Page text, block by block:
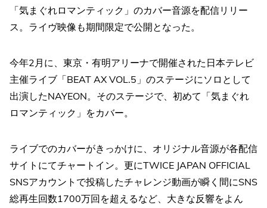
「気まぐれロマンティック」のカバー音源を配信リリー
ス。ライヴ映像も期間限定で公開となった。
今年2月に、東京・有明アリーナで開催された日本テレビ
主催ライブ「BEAT AX VOL.5」のステージにソロとして
出演したNAYEON。そのステージで、初めて「気まぐれ
ロマンティック」をカバー。
ライブでのカバーがきっかけに、オリジナル音源が各配信
サイトにてチャートイン。更にTWICE JAPAN OFFICIAL
SNSアカウントで投稿したチャレンジ動画が瞬く間にSNS
総再生回数1700万回を超えるなど、大きな反響をよん